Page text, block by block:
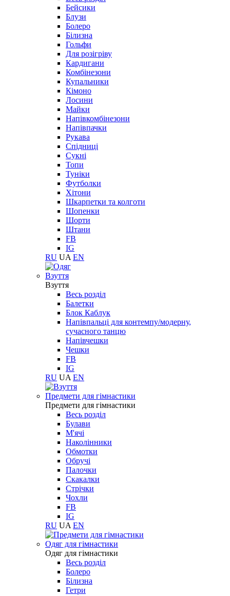
Бейсики
Блузи
Болеро
Білизна
Гольфи
Для розігріву
Кардигани
Комбінезони
Купальники
Кімоно
Лосини
Майки
Напівкомбінезони
Напівпачки
Рукава
Спідниці
Сукні
Топи
Туніки
Футболки
Хітони
Шкарпетки та колготи
Шопенки
Шорти
Штани
FB
IG
RU UA EN
Взуття
Взуття
Весь розділ
Балетки
Блок Каблук
Напівпальці для контемпу/модерну,
сучасного танцю
Напівчешки
Чешки
FB
IG
RU UA EN
Предмети для гімнастики
Предмети для гімнастики
Весь розділ
Булави
М'ячі
Наколінники
Обмотки
Обручі
Палочки
Скакалки
Стрічки
Чохли
FB
IG
RU UA EN
Одяг для гімнастики
Одяг для гімнастики
Весь розділ
Болеро
Білизна
Гетри